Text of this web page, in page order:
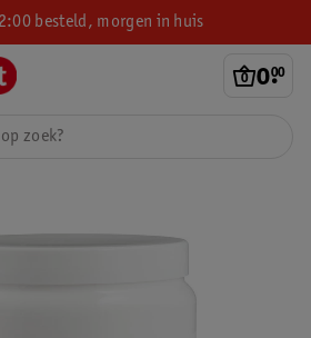
besteld, morgen in huis
0.
00